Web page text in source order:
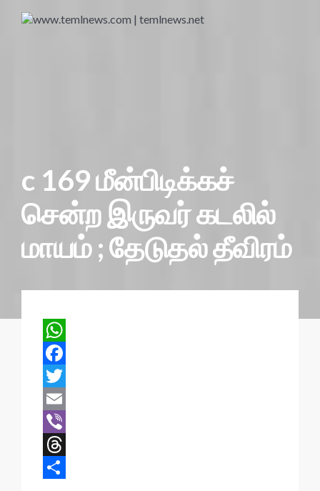
c 169 மீன்பிடிக்கச்
சென்ற இருவர் கடலில்
மாயம் ; தேடுதல் தீவிரம்
W
h
a
t
s
A
F
a
c
e
b
T
w
E
m
a
V
T